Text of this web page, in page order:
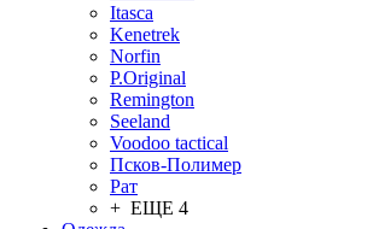
Itasca
Kenetrek
Norfin
P.Original
Remington
Seeland
Voodoo tactical
Псков-Полимер
Рат
+ ЕЩЕ 4